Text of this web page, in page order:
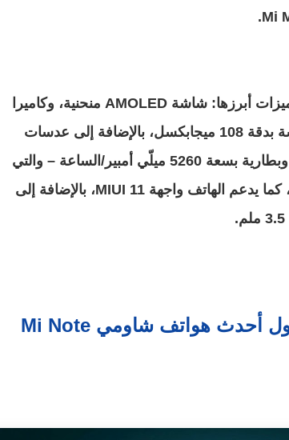
يدعم هاتف Mi Note 10 الكثير من الميزات أبرزها: شاشة AMOLED منحنية، وكاميرا
خلفية خماسية العدسات من بينها عدسة بدقة 108 ميجابكسل، بالإضافة إلى عدسات
تكبير تدعم تكبير رقمي حتى 50 مرة، وبطارية بسعة 5260 ميلّي أمبير/الساعة – والتي
تعد كبيرة حتى وفقًا لمعايير Xiaomi -، كما يدعم الهاتف واجهة MIUI 11، بالإضافة إلى
إليك ما تحتاج إلى معرفته حول أحدث هواتف شاومي Mi Note